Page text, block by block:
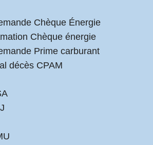
Chèque Énergie
Chèque énergie
Prime carburant
décès CPAM